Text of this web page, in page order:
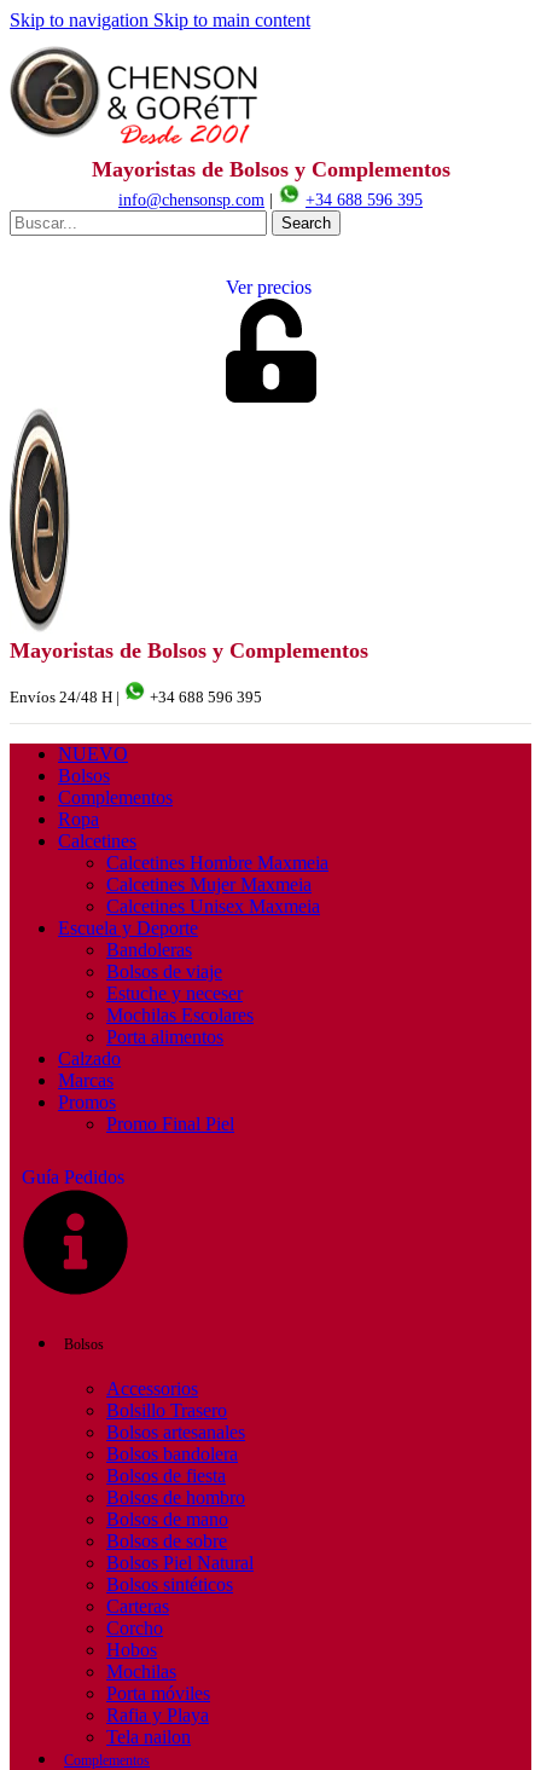
Skip to navigation Skip to main content
Mayoristas de Bolsos y Complementos
info@chensonsp.com
+34 688 596 395
Search
Ver precios
Mayoristas de Bolsos y Complementos
Envíos 24/48 H | +34 688 596 395
NUEVO
Bolsos
Complementos
Ropa
Calcetines
Calcetines Hombre Maxmeia
Calcetines Mujer Maxmeia
Calcetines Unisex Maxmeia
Escuela y Deporte
Bandoleras
Bolsos de viaje
Estuche y neceser
Mochilas Escolares
Porta alimentos
Calzado
Marcas
Promos
Promo Final Piel
Guía Pedidos
Bolsos
Accessorios
Bolsillo Trasero
Bolsos artesanales
Bolsos bandolera
Bolsos de fiesta
Bolsos de hombro
Bolsos de mano
Bolsos de sobre
Bolsos Piel Natural
Bolsos sintéticos
Carteras
Corcho
Hobos
Mochilas
Porta móviles
Rafia y Playa
Tela nailon
Complementos